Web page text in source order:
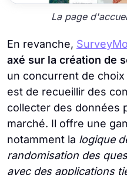
La page
En revanche,
axé sur la création de
un concurrent de
est de recueillir des
collecter des données
marché. Il offre une
notamment la logique
randomisation des
avec des applications